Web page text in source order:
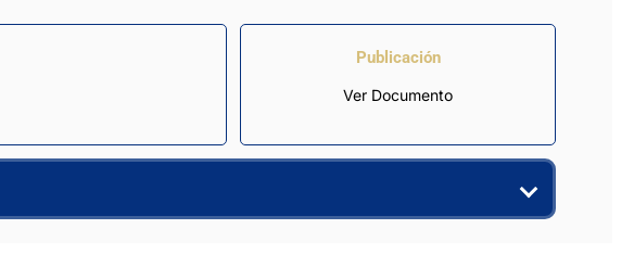
Publicación
Ver Documento